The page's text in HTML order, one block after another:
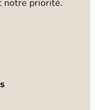
notre priorité.